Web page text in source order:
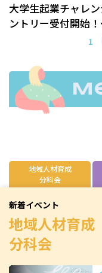
大学生起業チャレ
ントリー受付開始
投
の
ペ
送
り
1
地域人材育成
分科会
新着イベント
地域人材育成
分科会